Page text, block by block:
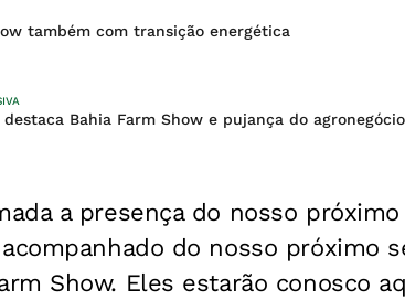
também com transição energética
Bahia Farm Show e pujança do
a presença do nosso
do nosso próximo
Show. Eles estarão conosco